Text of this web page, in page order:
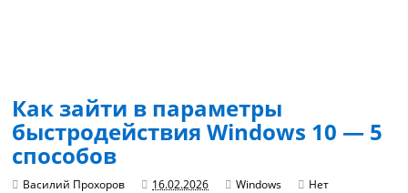
Как зайти в параметры
быстродействия Windows 10 — 5
способов
Василий Прохоров 16.02.2026 Windows
Нет